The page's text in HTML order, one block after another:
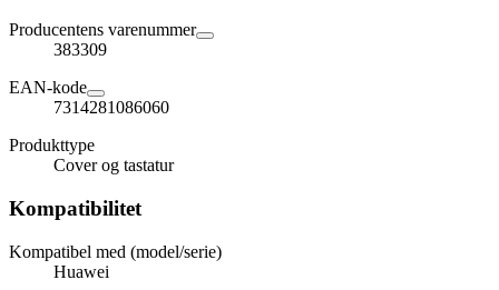
Producentens varenummer
383309
EAN-kode
7314281086060
Produkttype
Cover og tastatur
Kompatibilitet
Kompatibel med (model/serie)
Huawei